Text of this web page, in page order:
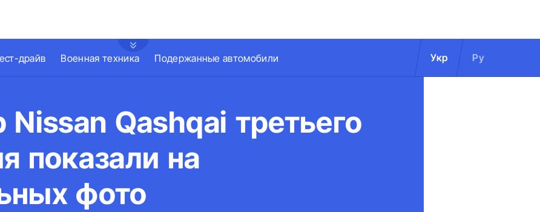
драйв Военная техника Подержанные автомобили Укр Ру
Nissan Qashqai третьего
показали на
фото